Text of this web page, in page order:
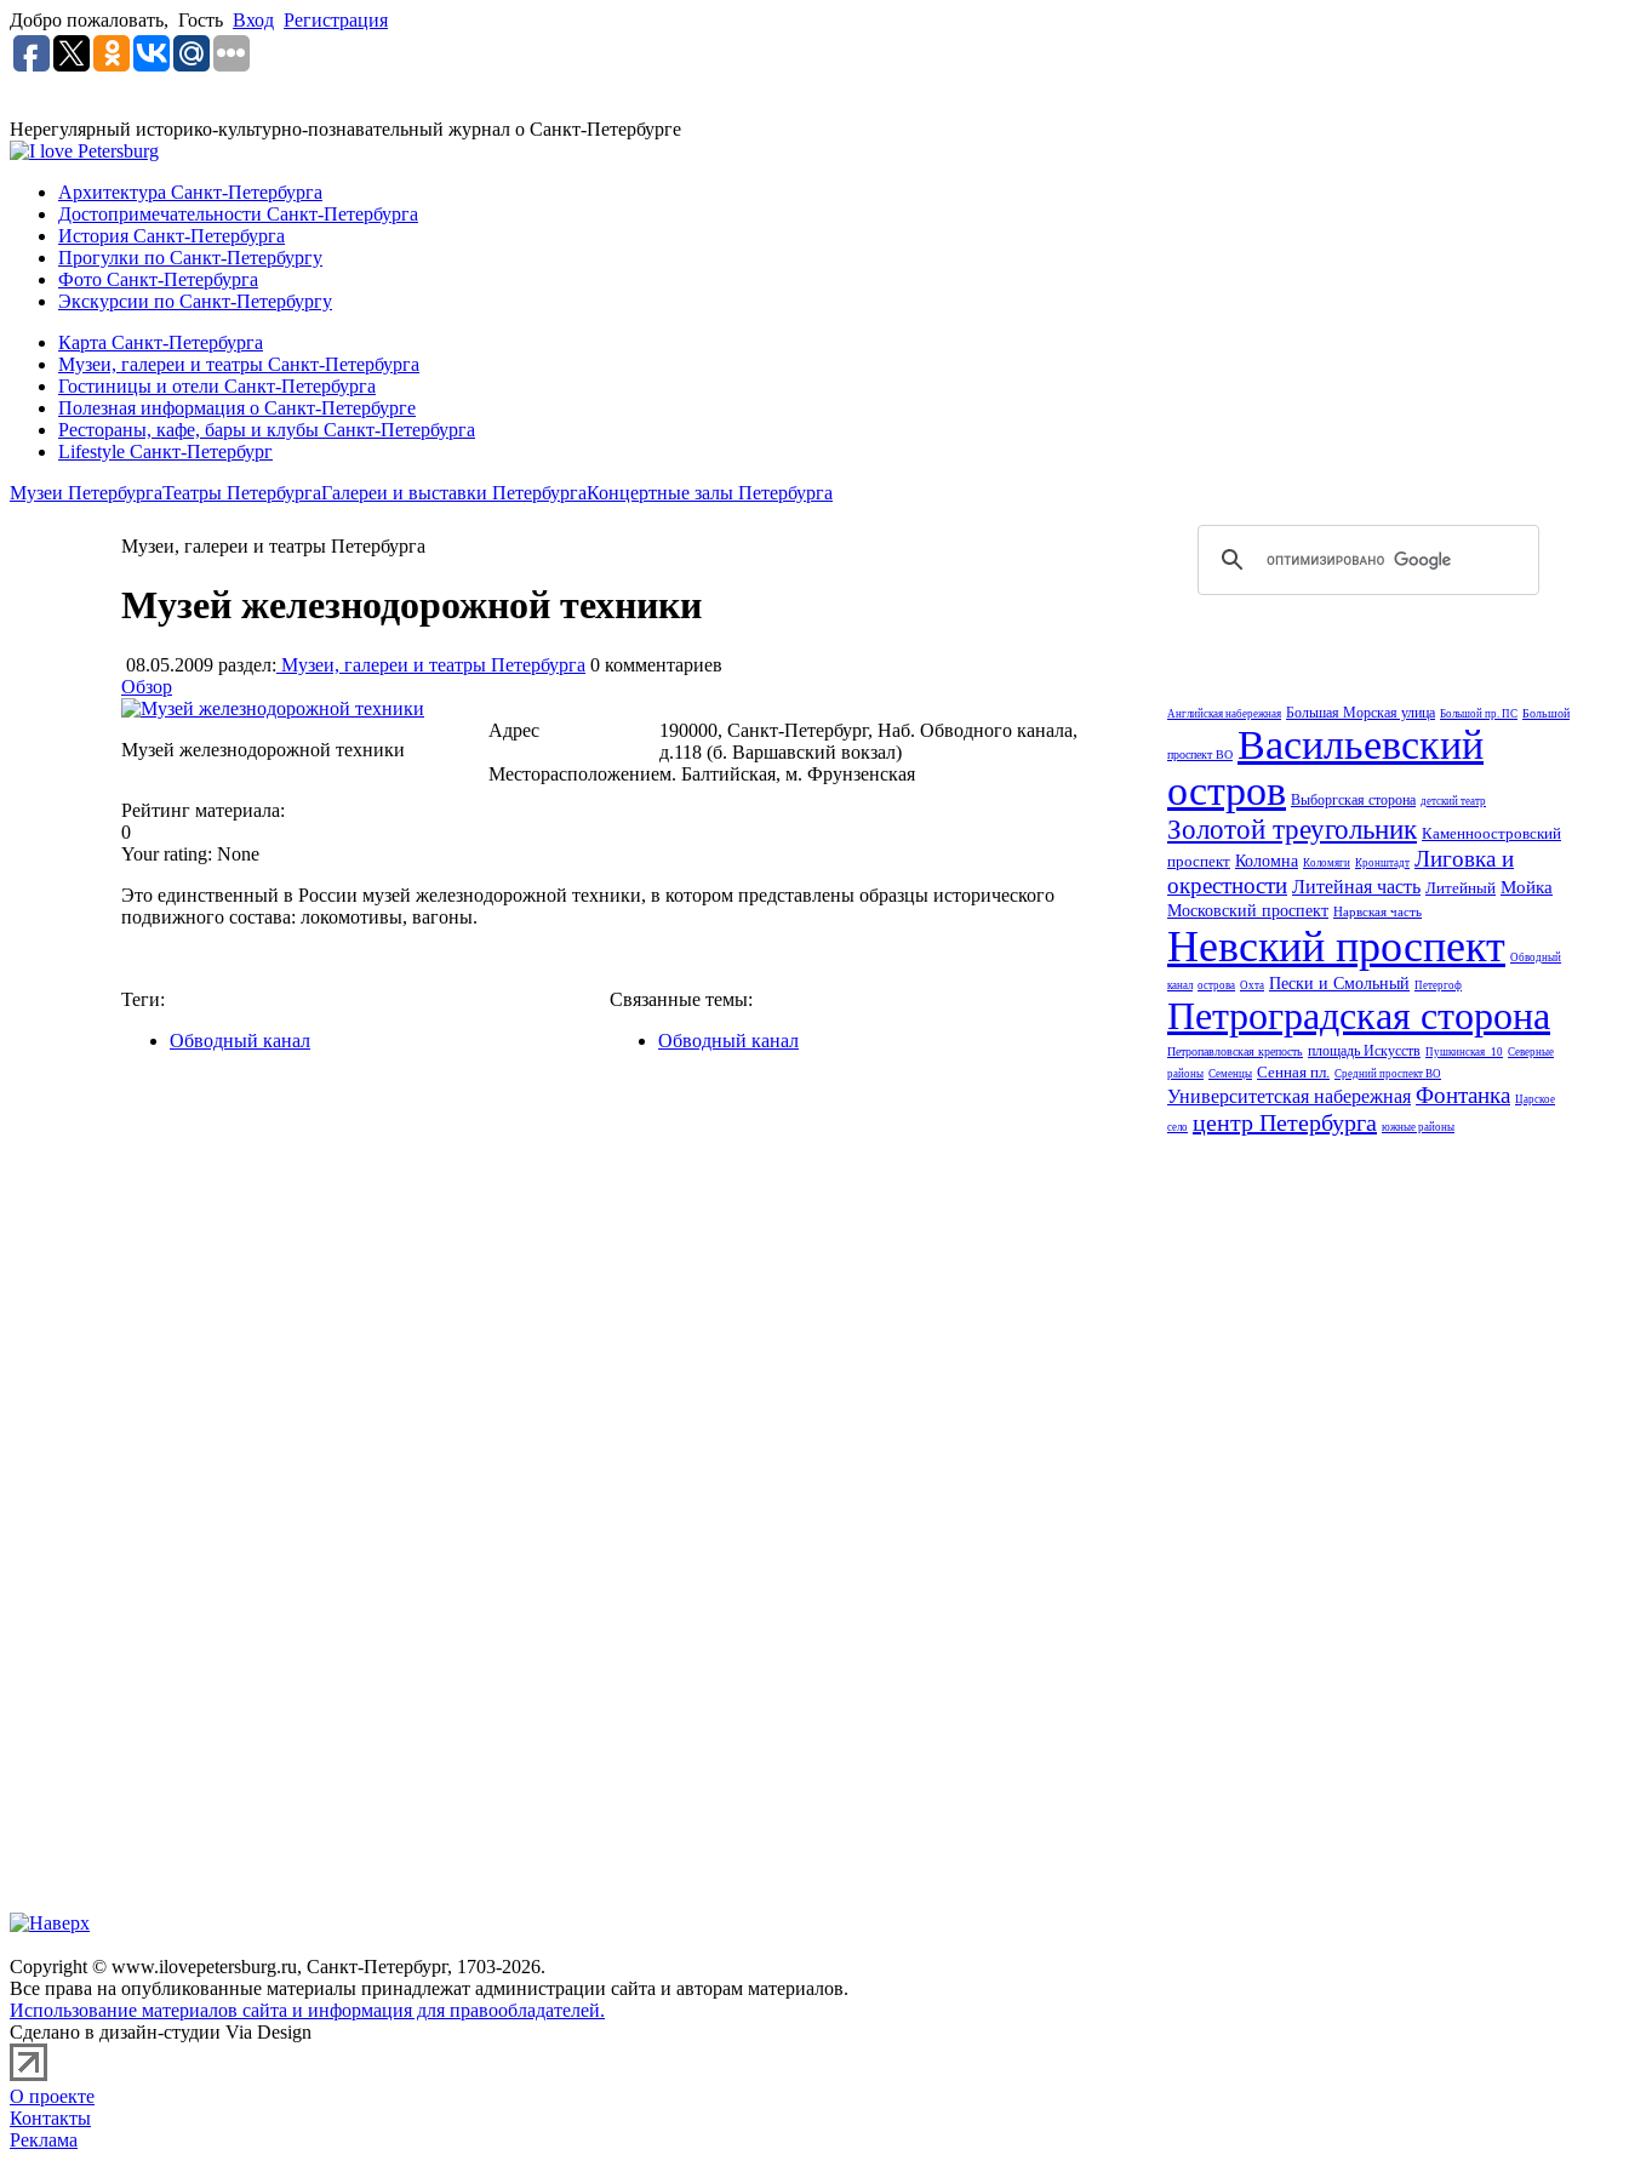
Добро пожаловать, Гость Вход Регистрация
Нерегулярный историко-культурно-познавательный журнал о Санкт-Петербурге
Архитектура Санкт-Петербурга
Достопримечательности Санкт-Петербурга
История Санкт-Петербурга
Прогулки по Санкт-Петербургу
Фото Санкт-Петербурга
Экскурсии по Санкт-Петербургу
Карта Санкт-Петербурга
Музеи, галереи и театры Санкт-Петербурга
Гостиницы и отели Санкт-Петербурга
Полезная информация о Санкт-Петербурге
Рестораны, кафе, бары и клубы Санкт-Петербурга
Lifestyle Санкт-Петербург
Музеи ПетербургаТеатры ПетербургаГалереи и выставки ПетербургаКонцертные залы Петербурга
Музеи, галереи и театры Петербурга
Музей железнодорожной техники
08.05.2009 раздел: Музеи, галереи и театры Петербурга 0 комментариев
Обзор
Музей железнодорожной техники
Адрес
190000, Санкт-Петербург, Наб. Обводного канала,
д.118 (б. Варшавский вокзал)
Месторасположением. Балтийская, м. Фрунзенская
Рейтинг материала:
0
Your rating: None
Это единственный в России музей железнодорожной техники, в котором представлены образцы исторического
подвижного состава: локомотивы, вагоны.
Теги:
Обводный канал
Связанные темы:
Обводный канал
Английская набережная Большая Морская улица Большой пр. ПС Большой
проспект ВО Васильевский
остров Выборгская сторона детский театр
Золотой треугольник Каменноостровский
проспект Коломна Коломяги Кронштадт Лиговка и
окрестности Литейная часть Литейный Мойка
Московский проспект Нарвская часть
Невский проспект Обводный
канал острова Охта Пески и Смольный Петергоф
Петроградская сторона
Петропавловская крепость площадь Искусств Пушкинская_10 Северные
районы Семенцы Сенная пл. Средний проспект ВО
Университетская набережная Фонтанка Царское
село центр Петербурга южные районы
Copyright © www.ilovepetersburg.ru, Санкт-Петербург, 1703-2026.
Все права на опубликованные материалы принадлежат администрации сайта и авторам материалов.
Использование материалов сайта и информация для правообладателей.
Сделано в дизайн-студии Via Design
О проекте
Контакты
Реклама